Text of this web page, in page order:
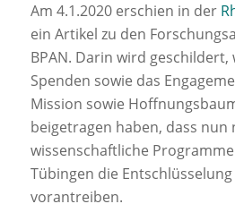
Am 4.1.2020 erschien in der
ein Artikel zu den
BPAN. Darin wird
Spenden sowie das
Mission sowie
beigetragen haben, dass nun
wissenschaftliche
Tübingen die Entschlüsselung
vorantreiben.